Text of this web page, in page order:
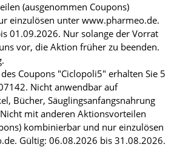
(ausgenommen Coupons)
einzulösen unter www.pharmeo.de.
01.09.2026. Nur solange der Vorrat
vor, die Aktion früher zu beenden.
Coupons "Ciclopoli5" erhalten Sie 5
Nicht anwendbar auf
Bücher, Säuglingsanfangsnahrung
mit anderen Aktionsvorteilen
kombinierbar und nur einzulösen
Gültig: 06.08.2026 bis 31.08.2026.